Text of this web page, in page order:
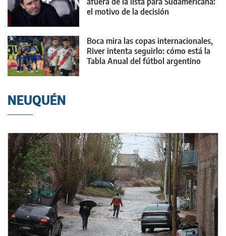
el motivo de la decisión
Boca mira las copas internacionales,
River intenta seguirlo: cómo está la
Tabla Anual del fútbol argentino
NEUQUÉN